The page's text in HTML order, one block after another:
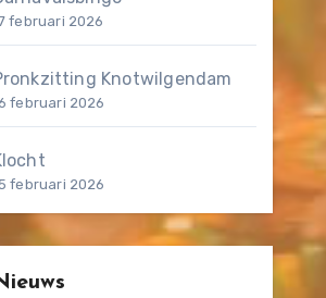
februari 2026
Knotwilgendam
februari 2026
februari 2026